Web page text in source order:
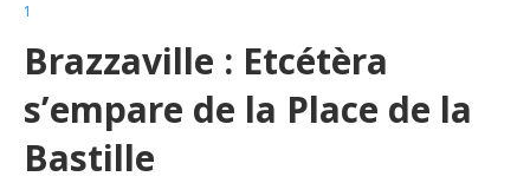
1
Brazzaville : Etcétèra
s’empare de la Place de la
Bastille